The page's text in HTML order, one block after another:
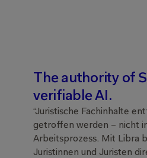
The authority of
verifiable AI.
“Juristische Fachinhalte
getroffen werden – nicht
Arbeitsprozess. Mit Libra
Juristinnen und Juristen